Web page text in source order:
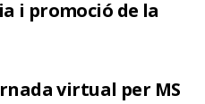
i promoció de la
virtual per MS